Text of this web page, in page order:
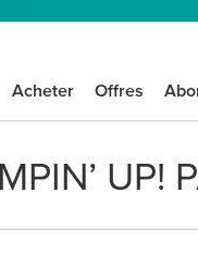
Acheter Offres
UP!